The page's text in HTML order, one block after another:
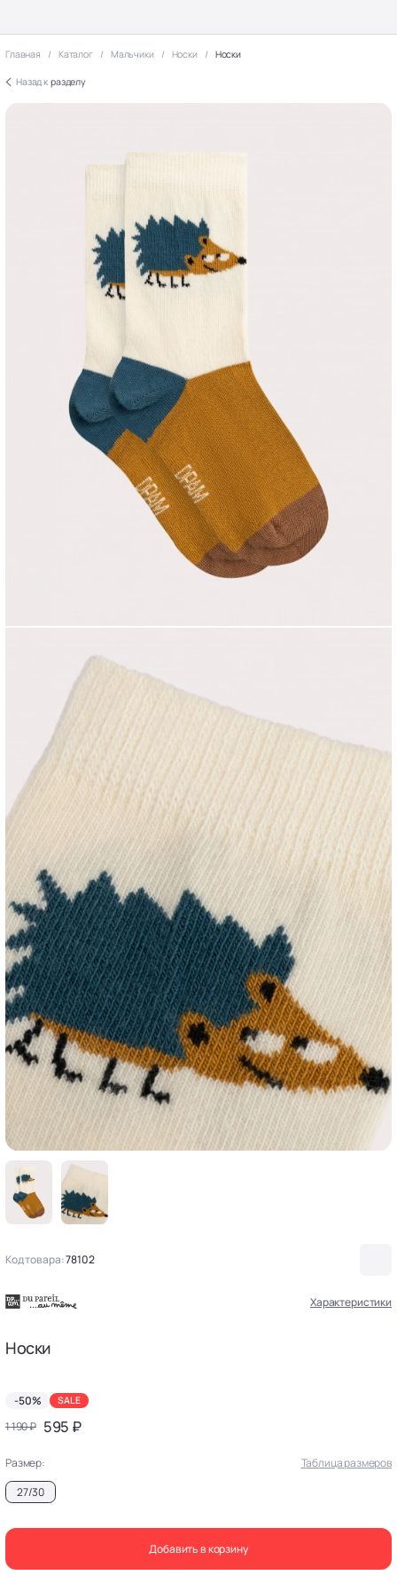
Главная Каталог Мальчики Носки Носки
Назад к разделу
Код товара:78102
Характеристики
Носки
-50% SALE
1 190 ₽ 595 ₽
Размер:
Таблица размеров
27/30
Добавить в корзину